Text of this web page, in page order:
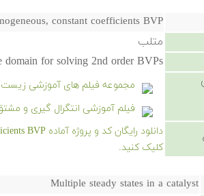
constant coefficients BVP
متلب
domain for solving 2nd order BVPs
مجموعه فیلم های آموزشی
فیلم آموزشی انتگرال گیری و
کلیک کنید.
Multiple steady states in a catalyst